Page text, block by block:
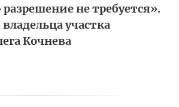
не требуется».
участка
Кочнева